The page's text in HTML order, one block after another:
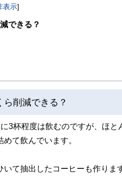
表示]
できる？
削減できる？
3杯程度は飲むのですが、ほと
て飲んでいます。
て抽出したコーヒーも作りま